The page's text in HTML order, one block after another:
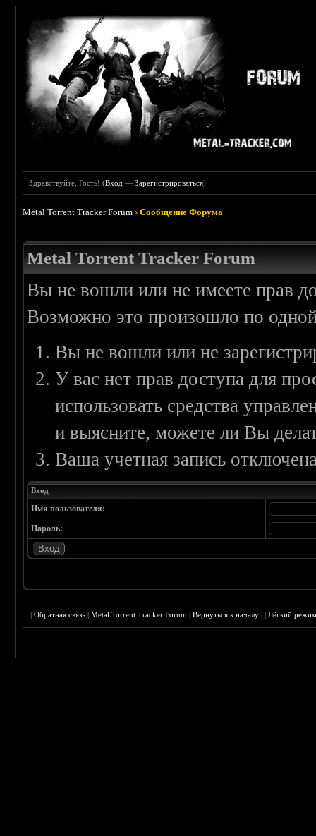
Здравствуйте, Гость! (Вход —Зарегистрироваться)
Metal Torrent Tracker Forum ›Сообщение Форума
Metal Torrent Tracker Forum
Вы не вошли или не имеете прав
Возможно это произошло по
Вы не вошли или не
У вас нет прав доступа для
использовать средства
и выясните, можете ли Вы
Ваша учетная запись
Вход
Имя пользователя:
Пароль:
|Обратная связь |Metal Torrent Tracker Forum |Вернуться к началу ||Лёгкий